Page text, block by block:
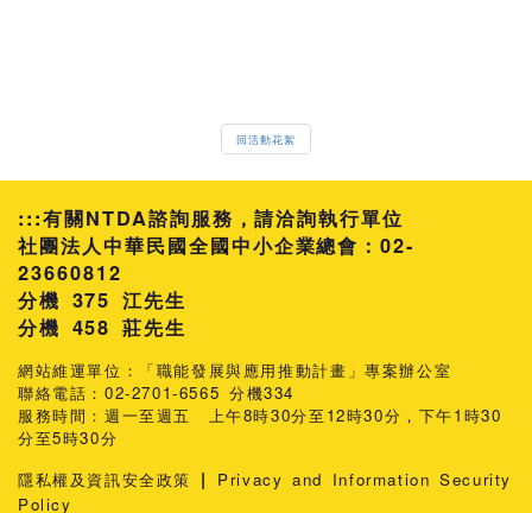
回活動花絮
:::有關NTDA諮詢服務，請洽詢執行單位
社團法人中華民國全國中小企業總會：02-
23660812
分機 375 江先生
458 莊先生
網站維運單位：「職能發展與應用推動計畫」專案辦公室
聯絡電話：02-2701-6565 分機334
服務時間：週一至週五 上午8時30分至12時30分，下午1時30
分至5時30分
隱私權及資訊安全政策 |
Privacy and Information Security
Policy